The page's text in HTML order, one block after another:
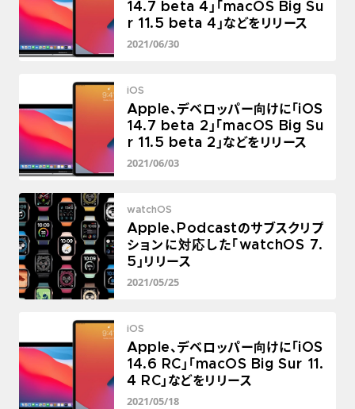
14.7 beta 4」「macOS Big Su
r 11.5 beta 4」などをリリース
2021/06/30
iOS
Apple、デベロッパー向けに「iOS
14.7 beta 2」「macOS Big Su
r 11.5 beta 2」などをリリース
2021/06/03
watchOS
Apple、Podcastのサブスクリプ
ションに対応した「watchOS 7.
5」リリース
2021/05/25
iOS
Apple、デベロッパー向けに「iOS
14.6 RC」「macOS Big Sur 11.
4 RC」などをリリース
2021/05/18